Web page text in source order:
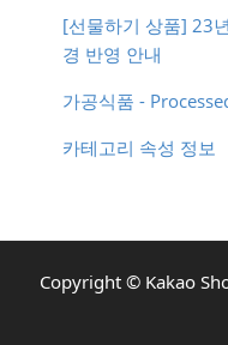
[선물하기 상품] 23
경 반영 안내
가공식품 -
카테고리 속성 정보
Copyright © Kakao